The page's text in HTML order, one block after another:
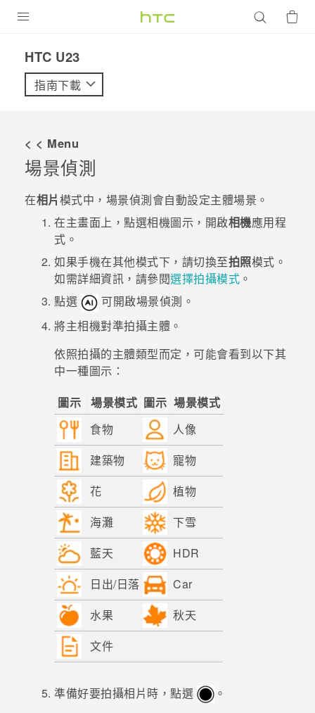
VIVE
優惠專區
校園專案
企業採購
銷售通路
支援服務
HTC U23‎
指南下載
< < Menu
場景偵測
在相片模式中，場景偵測會自動設定主體場景。
在主畫面上，點選相機圖示，開啟相機應用程
式。
如果手機在其他模式下，請切換至拍照模式。
如需詳細資訊，請參閱選擇拍攝模式 。
點選
可開啟場景偵測。
將主相機對準拍攝主體。
依照拍攝的主體類型而定，可能會看到以下其
中一種圖示：
圖示
場景模式 圖示 場景模式
食物
人像
建築物
寵物
花
植物
海灘
下雪
藍天
HDR
日出/日落
Car
水果
秋天
文件
準備好要拍攝相片時，點選 。